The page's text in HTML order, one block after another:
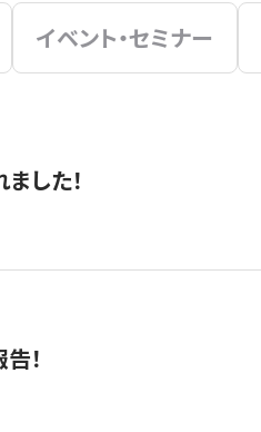
イベント・セミナー
した！
！